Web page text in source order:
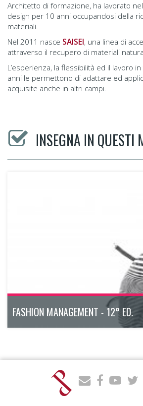
Architetto di formazione, ha lavorato
design per 10 anni occupandosi della
materiali.
Nel 2011 nasce SAISEI, una linea di
attraverso il recupero di materiali
L’esperienza, la flessibilità ed il lavoro
anni le permettono di adattare ed
acquisite anche in altri campi.
INSEGNA IN QUESTI
FASHION MANAGEMENT - 12° ED.
Il Master Executive modulare, dal taglio
che fornisce le competenze per
del fashion business.